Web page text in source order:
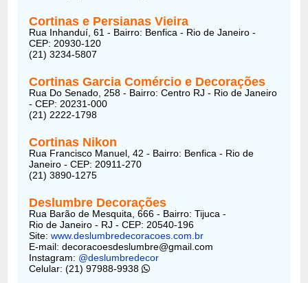
Cortinas e Persianas Vieira
Rua Inhanduí, 61 - Bairro: Benfica - Rio de Janeiro -
CEP: 20930-120
(21) 3234-5807
Cortinas Garcia Comércio e Decorações
Rua Do Senado, 258 - Bairro: Centro RJ - Rio de Janeiro
- CEP: 20231-000
(21) 2222-1798
Cortinas Nikon
Rua Francisco Manuel, 42 - Bairro: Benfica - Rio de
Janeiro - CEP: 20911-270
(21) 3890-1275
Deslumbre Decorações
Rua Barão de Mesquita, 666 - Bairro: Tijuca -
Rio de Janeiro - RJ - CEP: 20540-196
Site:www.deslumbredecoracoes.com.br
E-mail: decoracoesdeslumbre@gmail.com
Instagram: @deslumbredecor
Celular: (21) 97988-9938